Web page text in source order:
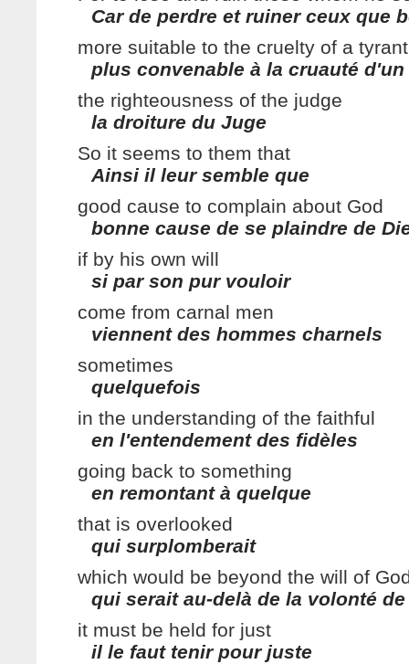
Car de perdre et ruiner ceux que
more suitable to the cruelty of a tyrant
plus convenable à la cruauté d'un
the righteousness of the judge
la droiture du Juge
So it seems to them that
Ainsi il leur semble que
good cause to complain about God
bonne cause de se plaindre de
if by his own will
si par son pur vouloir
come from carnal men
viennent des hommes charnels
sometimes
quelquefois
in the understanding of the faithful
en l'entendement des fidèles
going back to something
en remontant à quelque
that is overlooked
qui surplomberait
which would be beyond the will of
qui serait au-delà de la volonté de
it must be held for just
il le faut tenir pour juste